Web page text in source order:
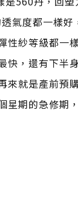
氣度都一樣
性紗等級都一
快，還有下半
來就是產前預
星期的急修期